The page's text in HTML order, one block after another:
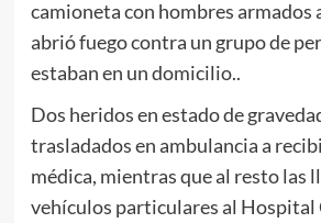
camioneta con hombres armados
abrió fuego contra un grupo de
estaban en un domicilio..
Dos heridos en estado de
trasladados en ambulancia a
médica, mientras que al resto las
vehículos particulares al